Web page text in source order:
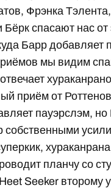
Фрэнка Тэлента,
спасают нас от
Барр добавляет
мы видим
приём от
пауэрслэм, но
собственными
планчу со
Seeker второму